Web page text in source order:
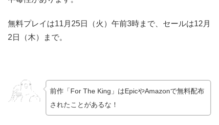
無料プレイは11月25日（火）午前3時まで、セールは12月
2日（木）まで。
前作「For The King」はEpicやAmazonで無料配布
されたことがあるな！